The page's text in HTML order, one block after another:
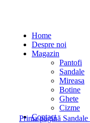
Home
Despre noi
Magazin
Pantofi
Sandale
Mireasa
Botine
Ghete
Cizme
Contact
Prima pagină Sandale